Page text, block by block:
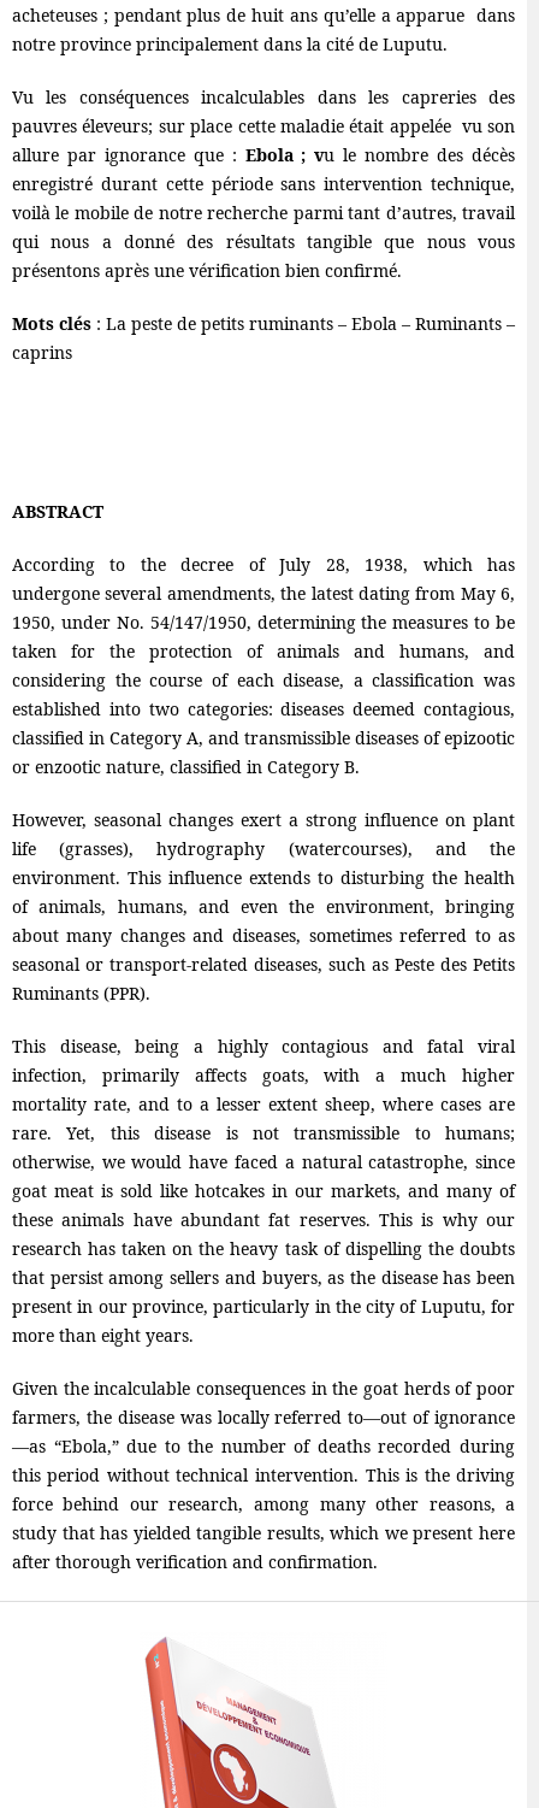
acheteuses ; pendant plus de huit ans qu’elle a apparue dans
notre province principalement dans la cité de Luputu.
Vu les conséquences incalculables dans les capreries des
pauvres éleveurs; sur place cette maladie était appelée vu son
allure par ignorance que : Ebola ; vu le nombre des décès
enregistré durant cette période sans intervention technique,
voilà le mobile de notre recherche parmi tant d’autres, travail
qui nous a donné des résultats tangible que nous vous
présentons après une vérification bien confirmé.
Mots clés: La peste de petits ruminants – Ebola – Ruminants –
caprins
ABSTRACT
According to the decree of July 28, 1938, which has
undergone several amendments, the latest dating from May 6,
1950, under No. 54/147/1950, determining the measures to be
taken for the protection of animals and humans, and
considering the course of each disease, a classification was
established into two categories: diseases deemed contagious,
classified in Category A, and transmissible diseases of epizootic
or enzootic nature, classified in Category B.
However, seasonal changes exert a strong influence on plant
life (grasses), hydrography (watercourses), and the
environment. This influence extends to disturbing the health
of animals, humans, and even the environment, bringing
about many changes and diseases, sometimes referred to as
seasonal or transport-related diseases, such as Peste des Petits
Ruminants (PPR).
This disease, being a highly contagious and fatal viral
infection, primarily affects goats, with a much higher
mortality rate, and to a lesser extent sheep, where cases are
rare. Yet, this disease is not transmissible to humans;
otherwise, we would have faced a natural catastrophe, since
goat meat is sold like hotcakes in our markets, and many of
these animals have abundant fat reserves. This is why our
research has taken on the heavy task of dispelling the doubts
that persist among sellers and buyers, as the disease has been
present in our province, particularly in the city of Luputu, for
more than eight years.
Given the incalculable consequences in the goat herds of poor
farmers, the disease was locally referred to—out of ignorance
—as “Ebola,” due to the number of deaths recorded during
this period without technical intervention. This is the driving
force behind our research, among many other reasons, a
study that has yielded tangible results, which we present here
after thorough verification and confirmation.